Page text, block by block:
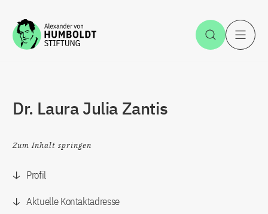
Zum Inhalt springen Suche
Dr. Laura Julia Zantis
Zum Inhalt springen
Profil
Aktuelle Kontaktadresse